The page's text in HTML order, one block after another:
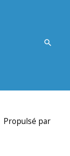
Propulsé par